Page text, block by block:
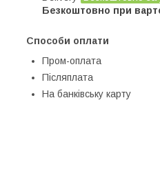
Безкоштовно при
Способи оплати
Пром-оплата
Післяплата
На банківську карту